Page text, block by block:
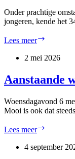
2026
Onder prachtige
jongeren, kende het
Lees meer
(18)
met
2 mei 2026
Aanstaande
Woensdagavond 6
Mooi is ook dat
Lees meer
eerste
4 september